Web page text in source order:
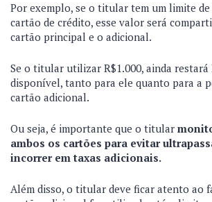
Por exemplo, se o titular tem um limite de
cartão de crédito, esse valor será
cartão principal e o adicional.
Se o titular utilizar R$1.000, ainda restará
disponível, tanto para ele quanto para a
cartão adicional.
Ou seja, é importante que o titular
ambos os cartões para evitar
incorrer em taxas adicionais.
Além disso, o titular deve ficar atento ao